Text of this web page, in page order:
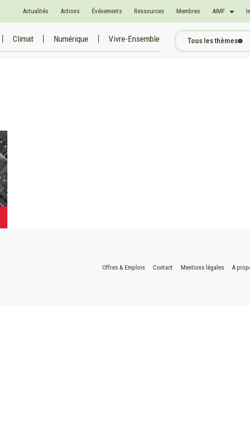
Actualités Actions Événements Ressources Membres AIMF
Climat Numérique Vivre-Ensemble Tous les thèmes
Offres & Emplois Contact Mentions légales A